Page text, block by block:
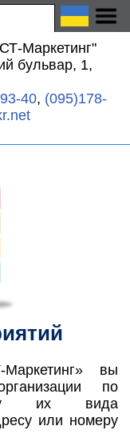
Маркетинг"
бульвар, 1,
40, (095)178-
вы
по
их вида
или номеру